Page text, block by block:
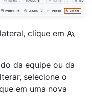
clique em
da equipe ou da
selecione o
em uma nova